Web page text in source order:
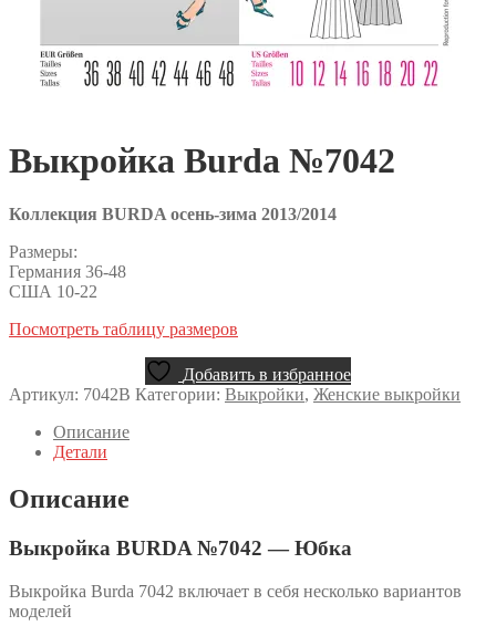
Выкройка Burda №7042
Коллекция BURDA осень-зима 2013/2014
Размеры:
Германия 36-48
США 10-22
Посмотреть таблицу размеров
Добавить в избранное
Артикул: 7042B Категории: Выкройки, Женские выкройки
Описание
Детали
Описание
Выкройка BURDA №7042 — Юбка
Выкройка Burda 7042 включает в себя несколько вариантов
моделей